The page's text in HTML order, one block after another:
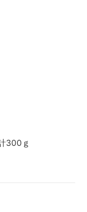
300ｇ